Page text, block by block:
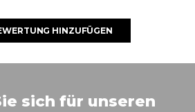
HINZUFÜGEN
sich für unseren